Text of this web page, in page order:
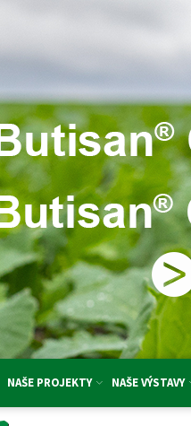
NAŠE PROJEKTY NAŠE VÝSTAVY